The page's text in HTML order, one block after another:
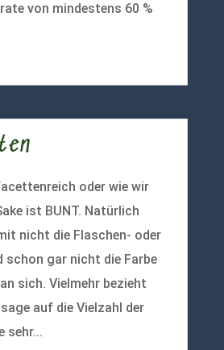
von mindestens 60 %
oder wie wir
ist BUNT. Natürlich
nicht die Flaschen- oder
schon gar nicht die Farbe
sich. Vielmehr bezieht
auf die Vielzahl der
sehr...